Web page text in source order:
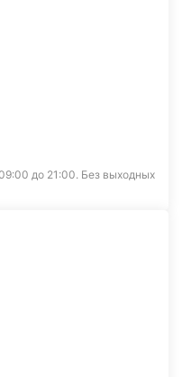
до 21:00. Без выходных